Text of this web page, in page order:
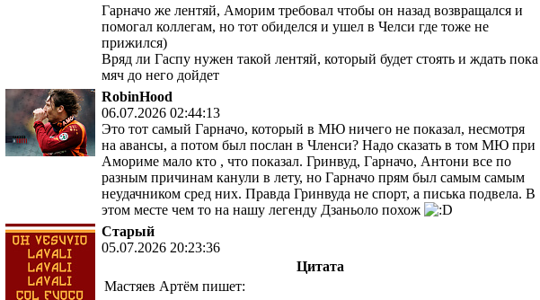
Гарначо же лентяй, Аморим требовал чтобы он назад возвращался и
помогал коллегам, но тот обиделся и ушел в Челси где тоже не
прижился)
Вряд ли Гаспу нужен такой лентяй, который будет стоять и ждать пока
мяч до него дойдет
RobinHood
06.07.2026 02:44:13
Это тот самый Гарначо, который в МЮ ничего не показал, несмотря
на авансы, а потом был послан в Членси? Надо сказать в том МЮ при
Амориме мало кто , что показал. Гринвуд, Гарначо, Антони все по
разным причинам канули в лету, но Гарначо прям был самым самым
неудачником сред них. Правда Гринвуда не спорт, а писька подвела. В
этом месте чем то на нашу легенду Дзаньоло похож
Старый
05.07.2026 20:23:36
Цитата
Мастяев Артём пишет: